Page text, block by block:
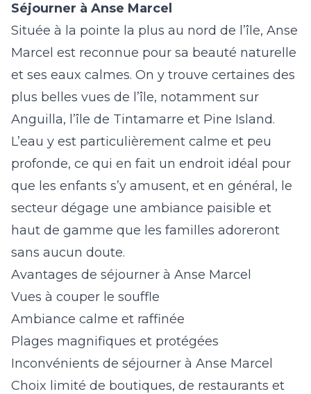
Séjourner à Anse Marcel
Située à la pointe la plus au nord de l’île, Anse
Marcel est reconnue pour sa beauté naturelle
et ses eaux calmes. On y trouve certaines des
plus belles vues de l’île, notamment sur
Anguilla, l’île de Tintamarre et Pine Island.
L’eau y est particulièrement calme et peu
profonde, ce qui en fait un endroit idéal pour
que les enfants s’y amusent, et en général, le
secteur dégage une ambiance paisible et
haut de gamme que les familles adoreront
sans aucun doute.
Avantages de séjourner à Anse Marcel
Vues à couper le souffle
Ambiance calme et raffinée
Plages magnifiques et protégées
Inconvénients de séjourner à Anse Marcel
Choix limité de boutiques, de restaurants et